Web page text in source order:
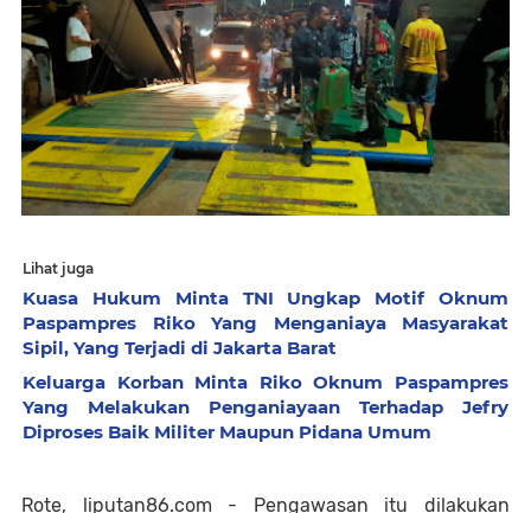
Lihat juga
Kuasa Hukum Minta TNI Ungkap Motif Oknum
Paspampres Riko Yang Menganiaya Masyarakat
Sipil, Yang Terjadi di Jakarta Barat
Keluarga Korban Minta Riko Oknum Paspampres
Yang Melakukan Penganiayaan Terhadap Jefry
Diproses Baik Militer Maupun Pidana Umum
Rote, liputan86.com - Pengawasan itu dilakukan